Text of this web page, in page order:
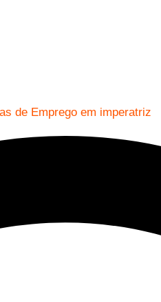
de Emprego em imperatriz